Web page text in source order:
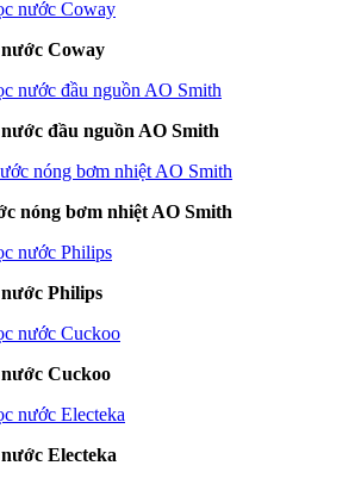
Coway
đầu nguồn AO Smith
nóng bơm nhiệt AO Smith
Philips
Cuckoo
Electeka